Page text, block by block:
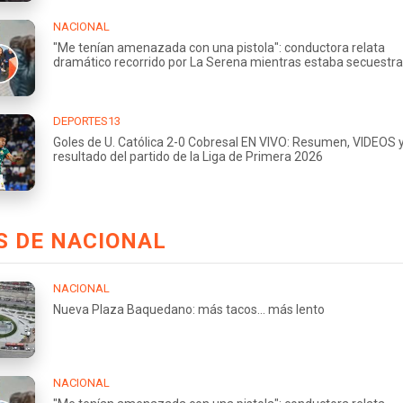
NACIONAL
"Me tenían amenazada con una pistola": conductora relata
dramático recorrido por La Serena mientras estaba
DEPORTES13
Goles de U. Católica 2-0 Cobresal EN VIVO: Resumen, VIDEOS
resultado del partido de la Liga de Primera 2026
DE NACIONAL
NACIONAL
Nueva Plaza Baquedano: más tacos... más lento
NACIONAL